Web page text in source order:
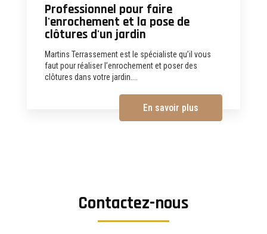
Professionnel pour faire
l'enrochement et la pose de
clôtures d'un jardin
Martins Terrassement est le spécialiste qu’il vous
faut pour réaliser l’enrochement et poser des
clôtures dans votre jardin....
En savoir plus
Contactez-nous